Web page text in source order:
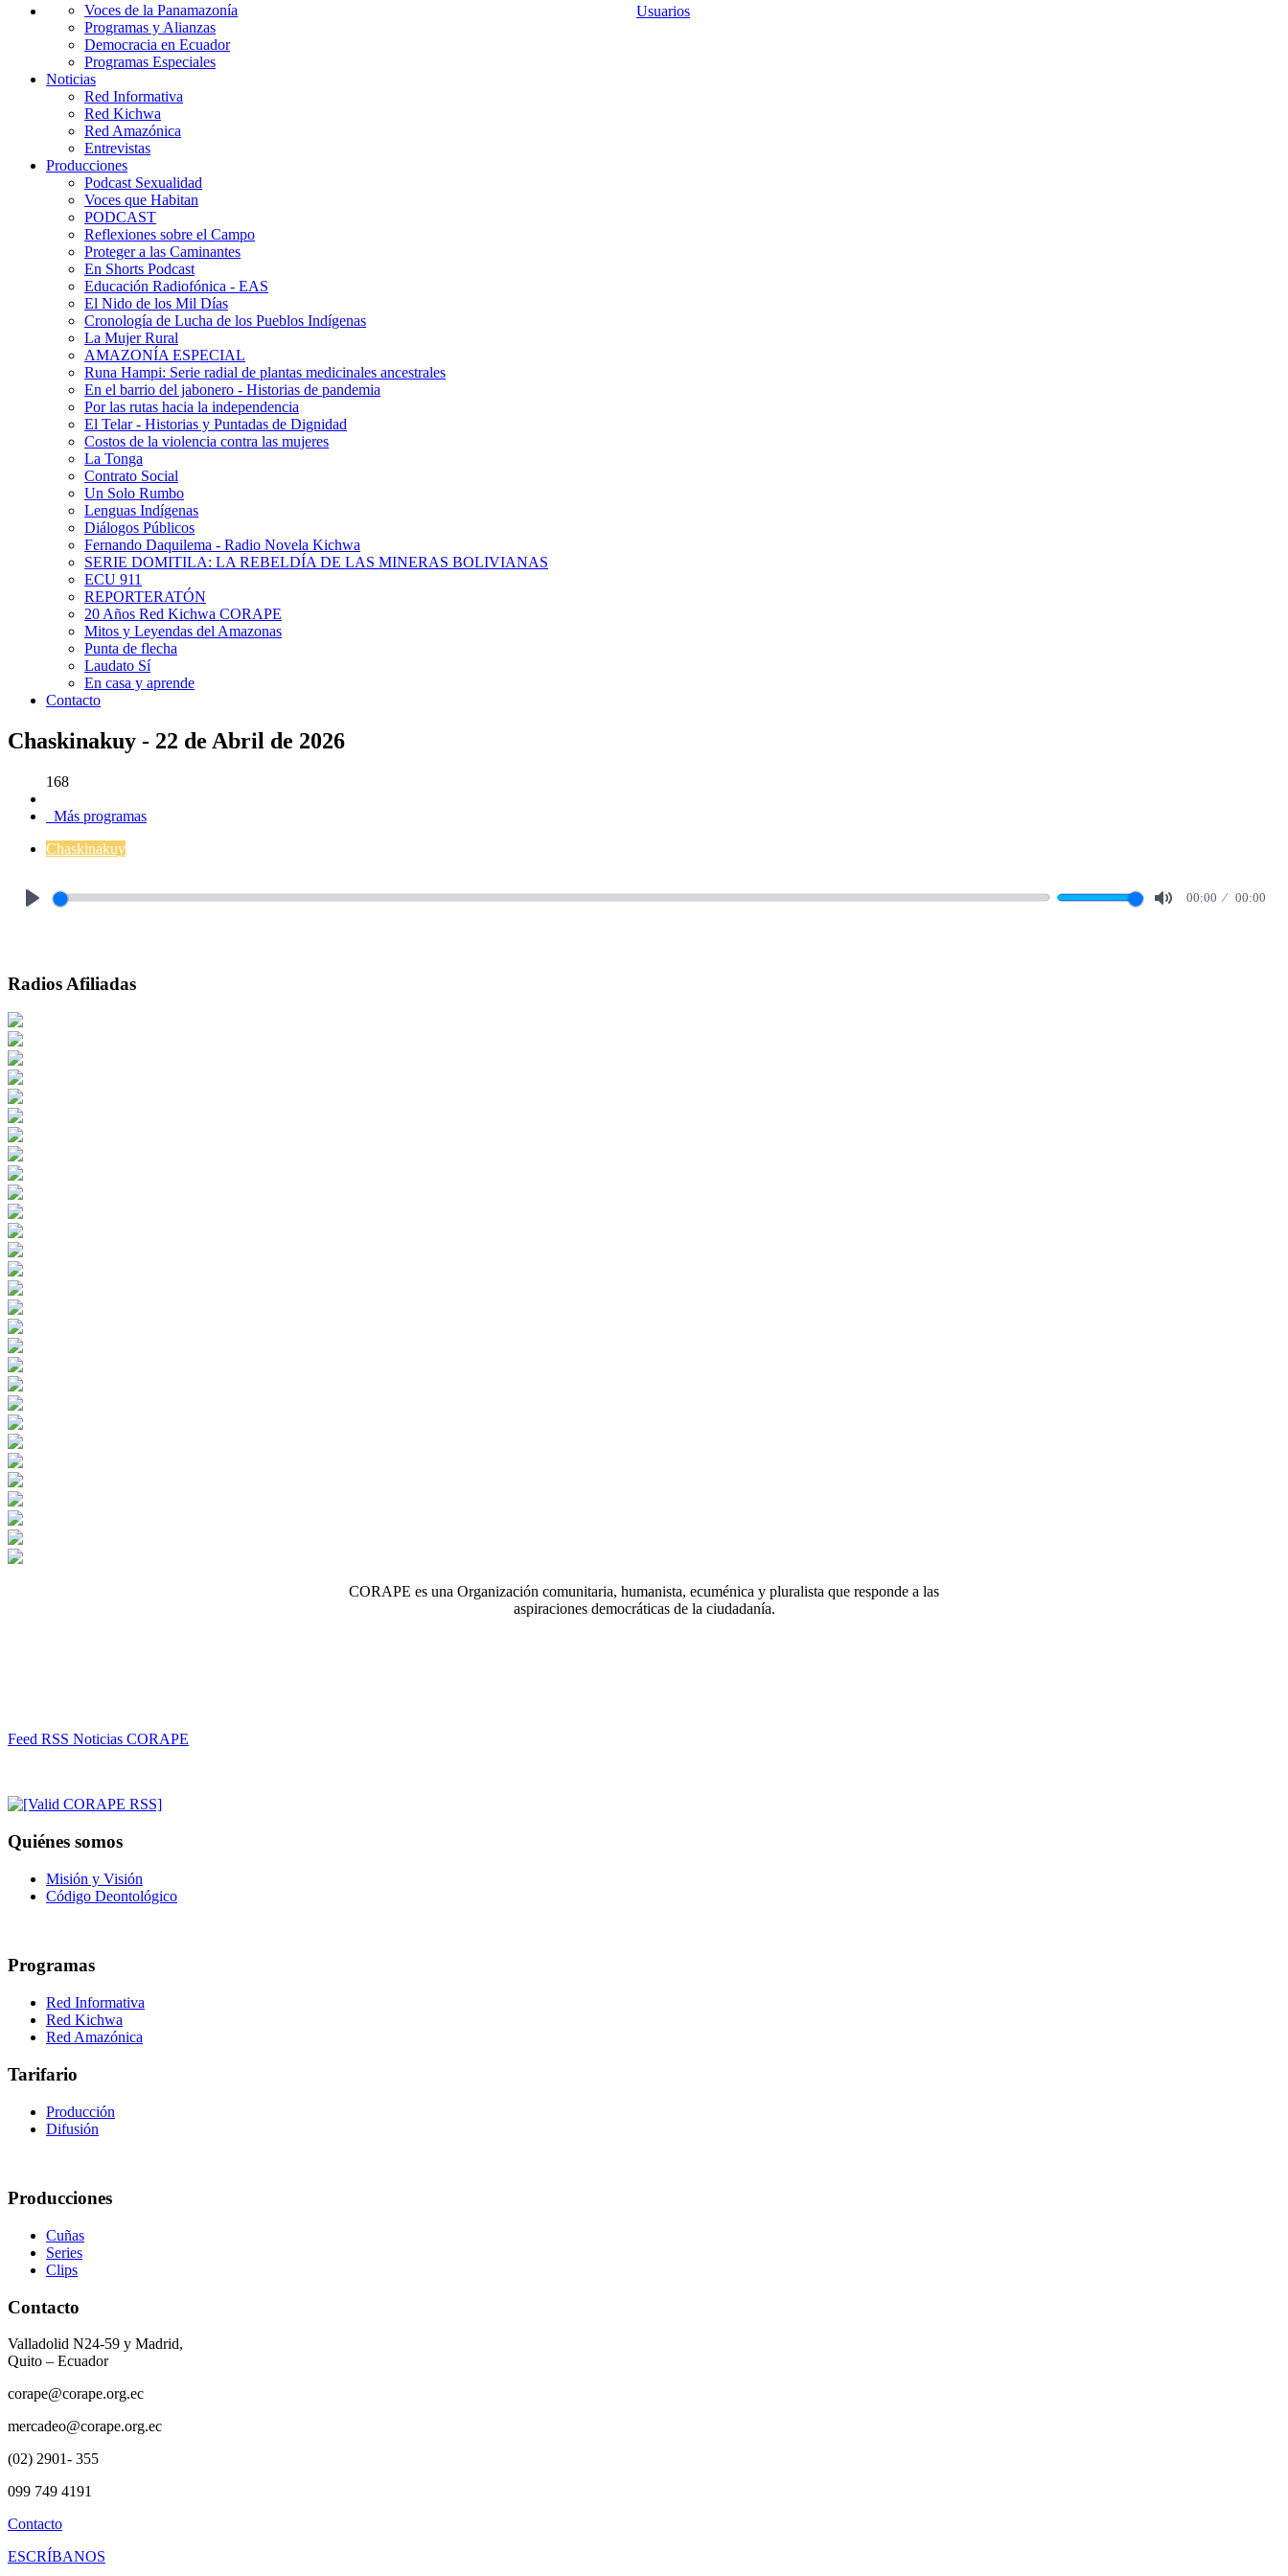
Usuarios
Voces de la Panamazonía
Programas y Alianzas
Democracia en Ecuador
Programas Especiales
Noticias
Red Informativa
Red Kichwa
Red Amazónica
Entrevistas
Producciones
Podcast Sexualidad
Voces que Habitan
PODCAST
Reflexiones sobre el Campo
Proteger a las Caminantes
En Shorts Podcast
Educación Radiofónica - EAS
El Nido de los Mil Días
Cronología de Lucha de los Pueblos Indígenas
La Mujer Rural
AMAZONÍA ESPECIAL
Runa Hampi: Serie radial de plantas medicinales ancestrales
En el barrio del jabonero - Historias de pandemia
Por las rutas hacia la independencia
El Telar - Historias y Puntadas de Dignidad
Costos de la violencia contra las mujeres
La Tonga
Contrato Social
Un Solo Rumbo
Lenguas Indígenas
Diálogos Públicos
Fernando Daquilema - Radio Novela Kichwa
SERIE DOMITILA: LA REBELDÍA DE LAS MINERAS BOLIVIANAS
ECU 911
REPORTERATÓN
20 Años Red Kichwa CORAPE
Mitos y Leyendas del Amazonas
Punta de flecha
Laudato Sí
En casa y aprende
Contacto
Chaskinakuy - 22 de Abril de 2026
168
Más programas
Chaskinakuy
00:00 00:00
Radios Afiliadas
CORAPE es una Organización comunitaria, humanista, ecuménica y pluralista que responde a las
aspiraciones democráticas de la ciudadanía.
Feed RSS Noticias CORAPE
Quiénes somos
Misión y Visión
Código Deontológico
Programas
Red Informativa
Red Kichwa
Red Amazónica
Tarifario
Producción
Difusión
Producciones
Cuñas
Series
Clips
Contacto
Valladolid N24-59 y Madrid,
Quito – Ecuador
corape@corape.org.ec
mercadeo@corape.org.ec
(02) 2901- 355
099 749 4191
Contacto
ESCRÍBANOS